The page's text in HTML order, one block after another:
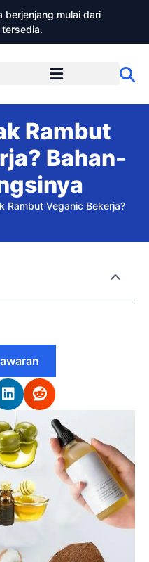
berjenjang mulai dari
Rambut
Bahan-
Rambut Veganic Bekerja?